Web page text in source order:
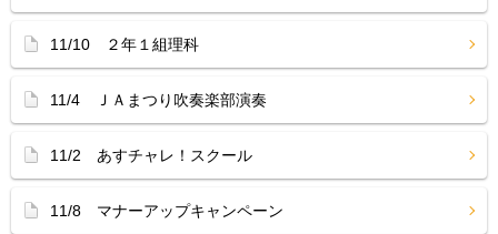
11/10 ２年１組理科
11/4 ＪＡまつり吹奏楽部演奏
11/2 あすチャレ！スクール
11/8 マナーアップキャンペーン